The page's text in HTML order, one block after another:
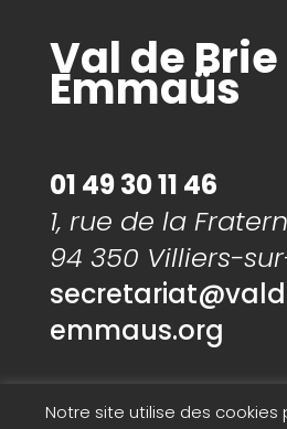
Val de Brie
Emmaüs
01 49 30 11 46
1, rue de la
94 350 Villiers-
emmaus.org
Notre site utilise des cookies